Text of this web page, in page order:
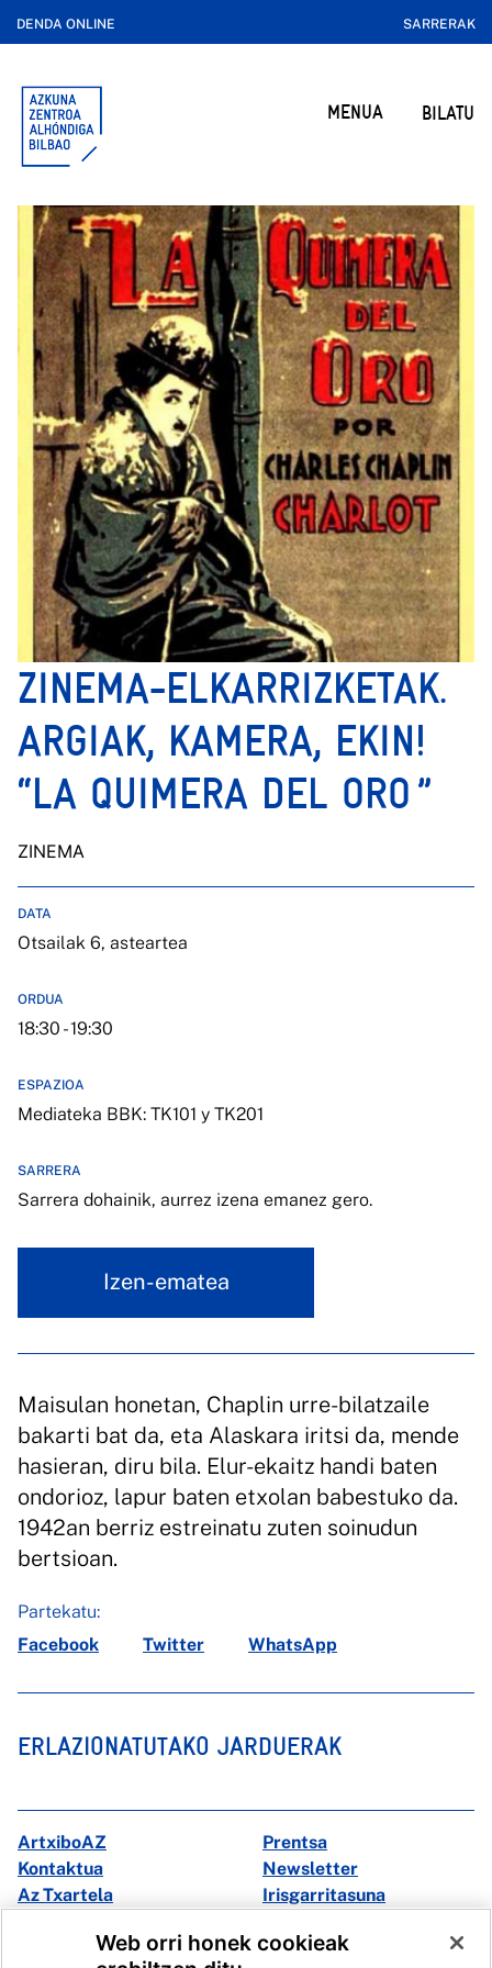
DENDA ONLINE SARRERAK
MENUA BILATU
ZINEMA-ELKARRIZKETAK.
ARGIAK, KAMERA, EKIN!
“LA QUIMERA DEL ORO ”
ZINEMA
DATA
Otsailak 6, asteartea
ORDUA
18:30 - 19:30
ESPAZIOA
Mediateka BBK: TK101 y TK201
SARRERA
Sarrera dohainik, aurrez izena emanez gero.
Izen-ematea
Maisulan honetan, Chaplin urre-bilatzaile
bakarti bat da, eta Alaskara iritsi da, mende
hasieran, diru bila. Elur-ekaitz handi baten
ondorioz, lapur baten etxolan babestuko da.
1942an berriz estreinatu zuten soinudun
bertsioan.
Partekatu:
Facebook
Twitter WhatsApp
ERLAZIONATUTAKO JARDUERAK
ArtxiboAZ
Prentsa
Kontaktua
Newsletter
Az Txartela
Irisgarritasuna
Web orri honek cookieak